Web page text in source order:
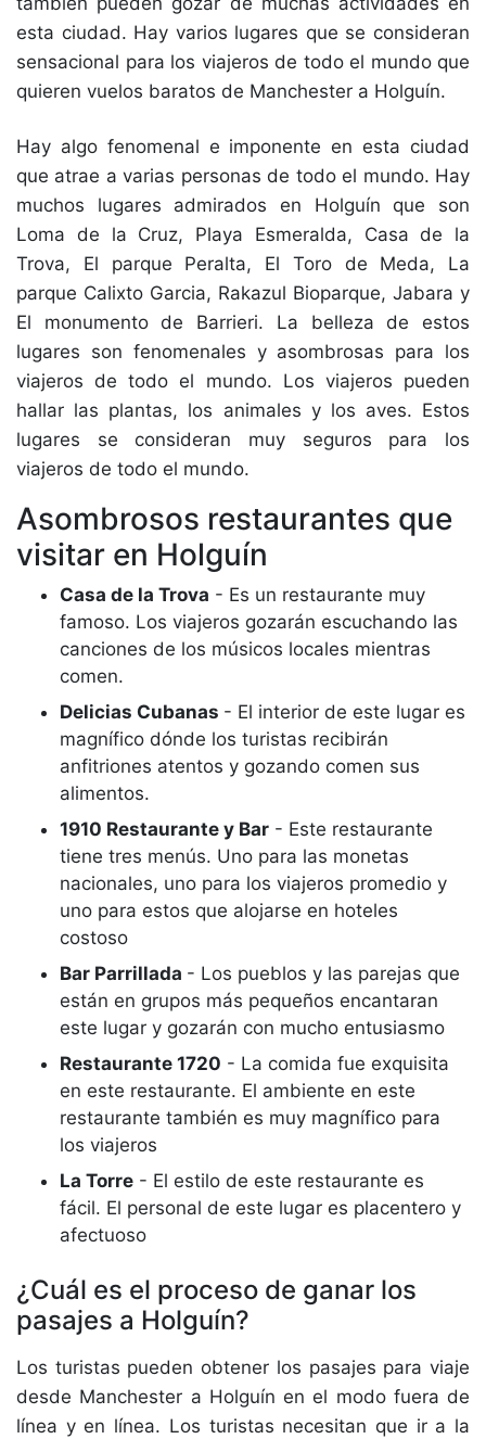
esta ciudad. Hay varios lugares que se consideran
sensacional para los viajeros de todo el mundo que
quieren vuelos baratos de Manchester a Holguín.
Hay algo fenomenal e imponente en esta ciudad
que atrae a varias personas de todo el mundo. Hay
muchos lugares admirados en Holguín que son
Loma de la Cruz, Playa Esmeralda, Casa de la
Trova, El parque Peralta, El Toro de Meda, La
parque Calixto Garcia, Rakazul Bioparque, Jabara y
El monumento de Barrieri. La belleza de estos
lugares son fenomenales y asombrosas para los
viajeros de todo el mundo. Los viajeros pueden
hallar las plantas, los animales y los aves. Estos
lugares se consideran muy seguros para los
viajeros de todo el mundo.
Asombrosos restaurantes que
visitar en Holguín
Casa de la Trova - Es un restaurante muy
famoso. Los viajeros gozarán escuchando las
canciones de los músicos locales mientras
comen.
Delicias Cubanas - El interior de este lugar es
magnífico dónde los turistas recibirán
anfitriones atentos y gozando comen sus
alimentos.
1910 Restaurante y Bar - Este restaurante
tiene tres menús. Uno para las monetas
nacionales, uno para los viajeros promedio y
uno para estos que alojarse en hoteles
costoso
Bar Parrillada - Los pueblos y las parejas que
están en grupos más pequeños encantaran
este lugar y gozarán con mucho entusiasmo
Restaurante 1720 - La comida fue exquisita
en este restaurante. El ambiente en este
restaurante también es muy magnífico para
los viajeros
La Torre - El estilo de este restaurante es
fácil. El personal de este lugar es placentero y
afectuoso
¿Cuál es el proceso de ganar los
pasajes a Holguín?
Los turistas pueden obtener los pasajes para viaje
desde Manchester a Holguín en el modo fuera de
línea y en línea. Los turistas necesitan que ir a la